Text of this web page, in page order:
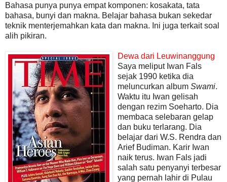
Bahasa punya punya empat komponen: kosakata, tata
bahasa, bunyi dan makna. Belajar bahasa bukan sekedar
teknik menterjemahkan kata dan makna. Ini juga terkait soal
alih pikiran.
Dewa dari Leuwinanggung
Saya meliput Iwan Fals
sejak 1990 ketika dia
meluncurkan album Swami.
Waktu itu Iwan gelisah
dengan rezim Soeharto. Dia
membaca selebaran gelap
dan buku terlarang. Dia
belajar dari W.S. Rendra dan
Arief Budiman. Karir Iwan
naik terus. Iwan Fals jadi
salah satu penyanyi terbesar
yang pernah lahir di Pulau